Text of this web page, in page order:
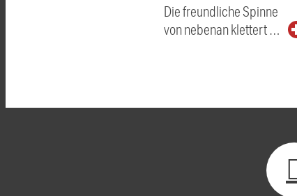
Die freundliche Spinne
von nebenan klettert …